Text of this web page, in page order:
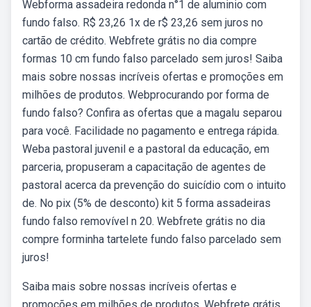
Webforma assadeira redonda n°1 de aluminio com
fundo falso. R$ 23,26 1x de r$ 23,26 sem juros no
cartão de crédito. Webfrete grátis no dia compre
formas 10 cm fundo falso parcelado sem juros! Saiba
mais sobre nossas incríveis ofertas e promoções em
milhões de produtos. Webprocurando por forma de
fundo falso? Confira as ofertas que a magalu separou
para você. Facilidade no pagamento e entrega rápida.
Weba pastoral juvenil e a pastoral da educação, em
parceria, propuseram a capacitação de agentes de
pastoral acerca da prevenção do suicídio com o intuito
de. No pix (5% de desconto) kit 5 forma assadeiras
fundo falso removível n 20. Webfrete grátis no dia
compre forminha tartelete fundo falso parcelado sem
juros!
Saiba mais sobre nossas incríveis ofertas e